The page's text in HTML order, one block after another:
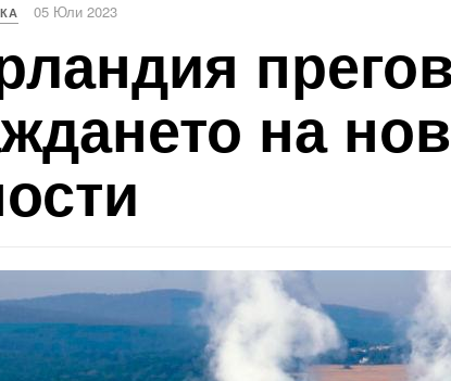
05 Юли 2023
на